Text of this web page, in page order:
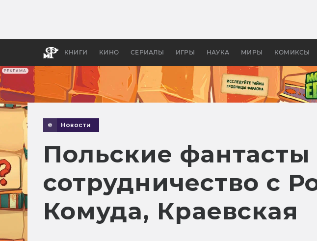
РЕКЛАМА
КНИГИ КИНО СЕРИАЛЫ ИГРЫ НАУКА МИРЫ КОМИКСЫ
апокалипсис, в России —
Новости
Польские
сотрудничество с
Комуда, Краевская